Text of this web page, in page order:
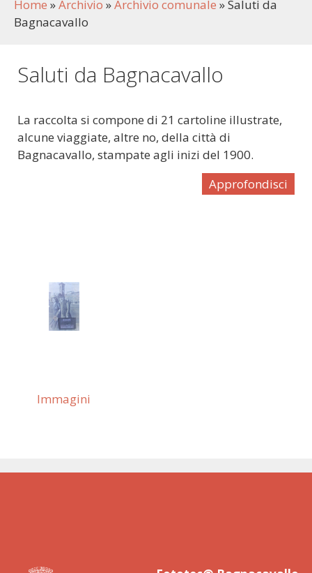
Home »Archivio »Archivio comunale »Saluti da
Bagnacavallo
Saluti da Bagnacavallo
La raccolta si compone di 21 cartoline illustrate,
alcune viaggiate, altre no, della città di
Bagnacavallo, stampate agli inizi del 1900.
Approfondisci
Immagini